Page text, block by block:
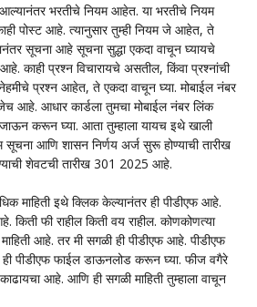
भरतीचे नियम आहेत. या भरतीचे नियम
पोस्ट आहे. त्यानुसार तुम्ही नियम जे आहेत, ते
सूचना आहे सूचना सुद्धा एकदा वाचून घ्यायचे
काही प्रश्न विचारायचे असतील, किंवा प्रश्नांची
प्रश्न आहेत, ते एकदा वाचून घ्या. मोबाईल नंबर
आहे. आधार कार्डला तुमचा मोबाईल नंबर लिंक
करून घ्या. आता तुम्हाला यायच इथे खाली
आणि शासन निर्णय अर्ज सुरू होण्याची तारीख
शेवटची तारीख 301 2025 आहे.
माहिती इथे क्लिक केल्यानंतर ही पीडीएफ आहे.
किती फी राहील किती वय राहील. कोणकोणत्या
आहे. तर मी सगळी ही पीडीएफ आहे. पीडीएफ
ही पीडीएफ फाईल डाऊनलोड करून घ्या. फीज वगैरे
आहे. आणि ही सगळी माहिती तुम्हाला वाचून